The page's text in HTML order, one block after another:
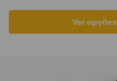
Ver opções